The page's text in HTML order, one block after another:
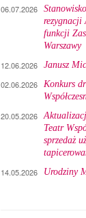
06.07.2026
rezygnacji
funkcji
Warszawy
12.06.2026 Janusz
02.06.2026 Konkurs
20.05.2026
Teatr
sprzedaż
14.05.2026 Urodziny